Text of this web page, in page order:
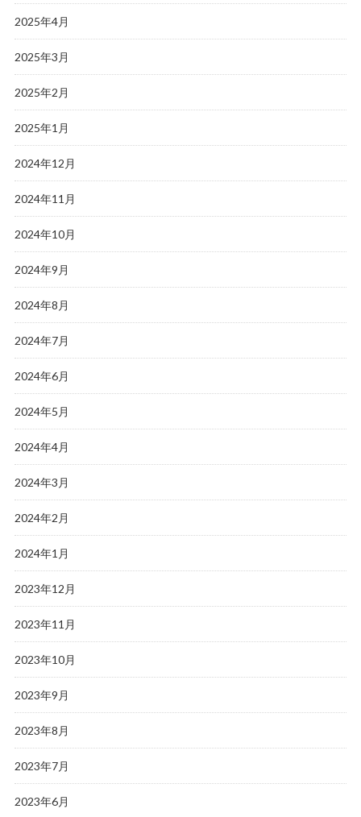
2025年4月
2025年3月
2025年2月
2025年1月
2024年12月
2024年11月
2024年10月
2024年9月
2024年8月
2024年7月
2024年6月
2024年5月
2024年4月
2024年3月
2024年2月
2024年1月
2023年12月
2023年11月
2023年10月
2023年9月
2023年8月
2023年7月
2023年6月